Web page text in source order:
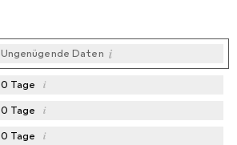
Ungenügende Daten i
0 Tage i
0 Tage i
0 Tage i